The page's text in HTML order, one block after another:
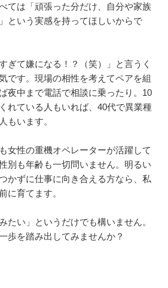
ては「頑張った分だけ、自分や家族
という実感を持ってほしいからで
ぎて嫌になる！？（笑）」と言うく
です。現場の相性を考えてペアを組
夜中まで電話で相談に乗ったり。10
れている人もいれば、40代で異業種
もいます。
女性の重機オペレーターが活躍して
別も年齢も一切問いません。明るい
かずに仕事に向き合える方なら、私
に育てます。
たい」というだけでも構いません。
歩を踏み出してみませんか？